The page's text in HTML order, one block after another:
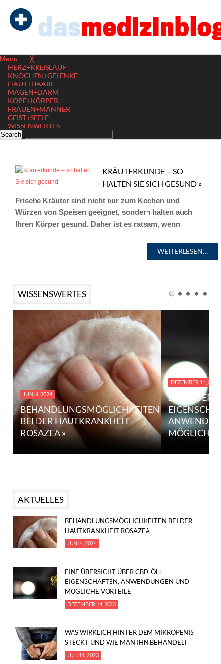
Menu ≡ ╳
HERZ+KREISLAUF
KNOCHEN+GELENKE
HAUT+HAARE
MAGEN+DARM
KOPF+KÖRPER
FRAUEN+MÄNNER
GEIST+SEELE
WISSENWERTES
KRÄUTERKUNDE – SO
HALTEN SIE SICH GESUND »
Frische Kräuter sind nicht nur zum Kochen und
Würzen von Speisen geeignet, sondern halten auch
Ihren Körper gesund. Daher ist es ratsam, wenn
WEITERLESEN…
WISSENSWERTES
JUNI 4, 2024
BEHANDLUNGSMÖGLICHKEITEN
BEI DER HAUTKRANKHEIT
ROSAZEA »
DEZEMBER 14, 2023
EINE
MÖGLICHE
AKTUELLES
BEHANDLUNGSMÖGLICHKEITEN BEI DER
HAUTKRANKHEIT ROSAZEA
JUNI 4, 2024
EINE ÜBERSICHT ÜBER CBD-ÖL:
EIGENSCHAFTEN, ANWENDUNGEN UND
MÖGLICHE VORTEILE
DEZEMBER 14, 2023
WAS WIRKLICH HINTER DEM MIKROPENIS
STECKT UND WIE MAN IHN BEHANDELT
JULI 11, 2023